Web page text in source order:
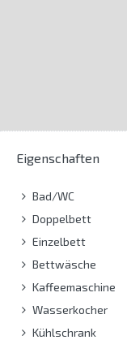
Eigenschaften
Bad/WC
Doppelbett
Einzelbett
Bettwäsche
Kaffeemaschine
Wasserkocher
Kühlschrank